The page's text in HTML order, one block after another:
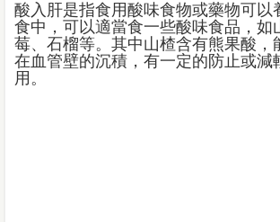
酸入肝是指食用酸味食物或藥物可以
食中，可以適當食一些酸味食品，如
莓、石榴等。其中山楂含有熊果酸，
在血管壁的沉積，有一定的防止或減
用。